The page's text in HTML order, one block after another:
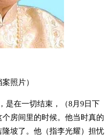
照片）
是在一切结束，（8月9日下
房间里的时候。他当时真的
坡了。他（指李光耀）担忧